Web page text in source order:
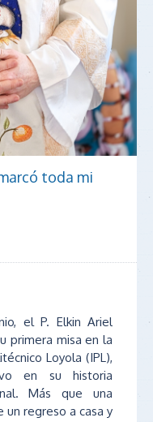
marcó toda mi
el P. Elkin Ariel
primera misa en la
Loyola (IPL),
en su historia
Más que una
un regreso a casa y